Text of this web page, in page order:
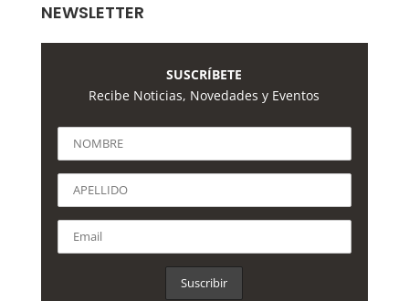
NEWSLETTER
SUSCRÍBETE
Recibe Noticias, Novedades y Eventos